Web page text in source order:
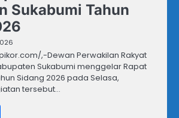
Sukabumi Tahun
,-Dewan Perwakilan Rakyat
Sukabumi menggelar Rapat
Sidang 2026 pada Selasa,
tersebut…